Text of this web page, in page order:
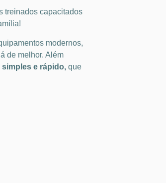
treinados capacitados
modernos,
de melhor. Além
e rápido, que